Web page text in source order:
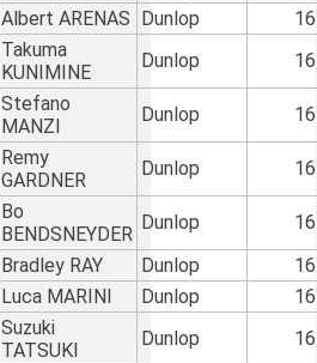
Albert ARENAS Dunlop
16
Takuma
KUNIMINE
Dunlop 16
Stefano
MANZI
Dunlop 16
Remy
GARDNER
Dunlop 16
Bo
BENDSNEYDER
Dunlop
16
Bradley RAY Dunlop
16
Luca MARINI Dunlop
16
Suzuki
TATSUKI
Dunlop 16